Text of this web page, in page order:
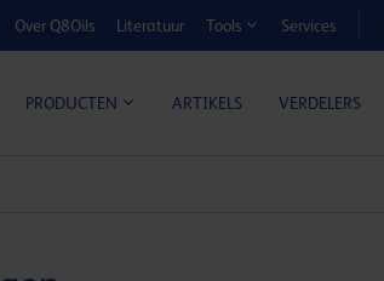
Over Q8Oils Literatuur Tools Services
PRODUCTEN ARTIKELS VERDELERS